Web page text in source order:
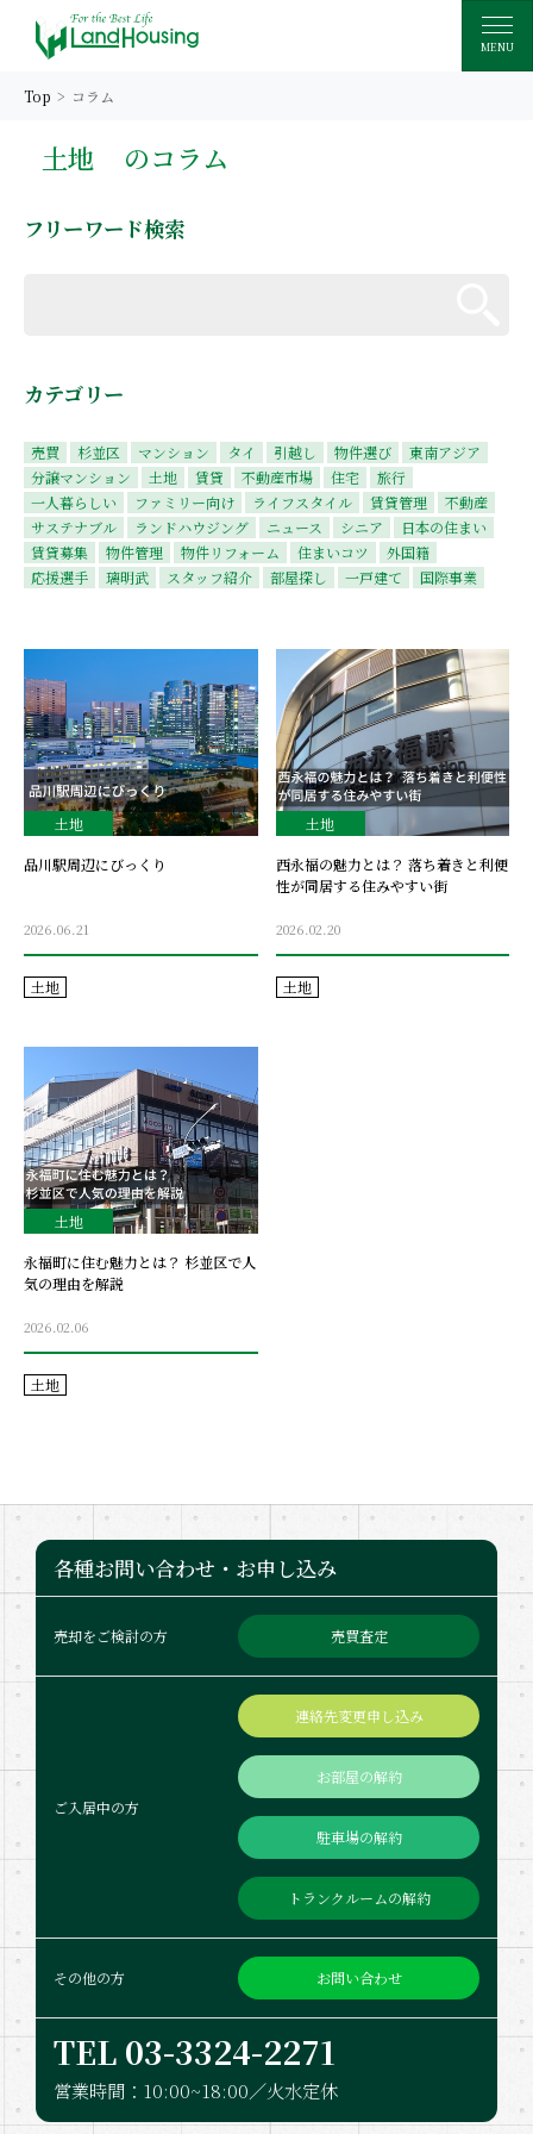
MENU
Top コラム
土地 のコラム
フリーワード検索
カテゴリー
売買 杉並区 マンション タイ 引越し 物件選び
東南アジア
分譲マンション
土地 賃貸 不動産市場 住宅
旅行
一人暮らしい
ファミリー向け ライフスタイル 賃貸管理
不動産
サステナブル
ランドハウジング ニュース シニア
日本の住まい
賃貸募集
物件管理 物件リフォーム 住まいコツ
外国籍
応援選手
璃明武 スタッフ紹介 部屋探し 一戸建て 国際事業
土地
品川駅周辺にびっくり
2026.06.21
土地
土地
西永福の魅力とは？ 落ち着きと利便
性が同居する住みやすい街
2026.02.20
土地
土地
永福町に住む魅力とは？ 杉並区で人
気の理由を解説
2026.02.06
土地
各種お問い合わせ・お申し込み
売却をご検討の方 売買査定
ご入居中の方
連絡先変更申し込み
お部屋の解約
駐車場の解約
トランクルームの解約
その他の方 お問い合わせ
TEL 03-332​4-2271
営業時間：10:00~18:00／火水定休